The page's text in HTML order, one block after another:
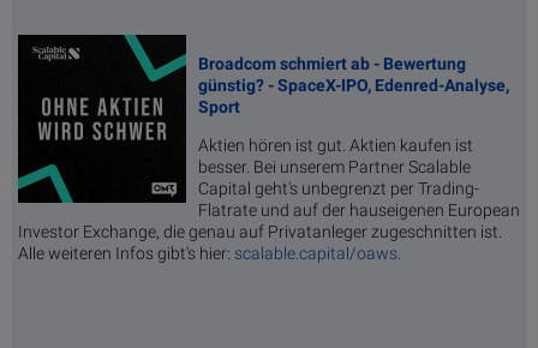
Broadcom schmiert ab - Bewertung
günstig? - SpaceX-IPO, Edenred-Analyse,
Sport
Aktien hören ist gut. Aktien kaufen ist
besser. Bei unserem Partner Scalable
Capital geht's unbegrenzt per Trading-
Flatrate und auf der hauseigenen European
Investor Exchange, die genau auf Privatanleger zugeschnitten ist.
Alle weiteren Infos gibt's hier: scalable.capital/oaws